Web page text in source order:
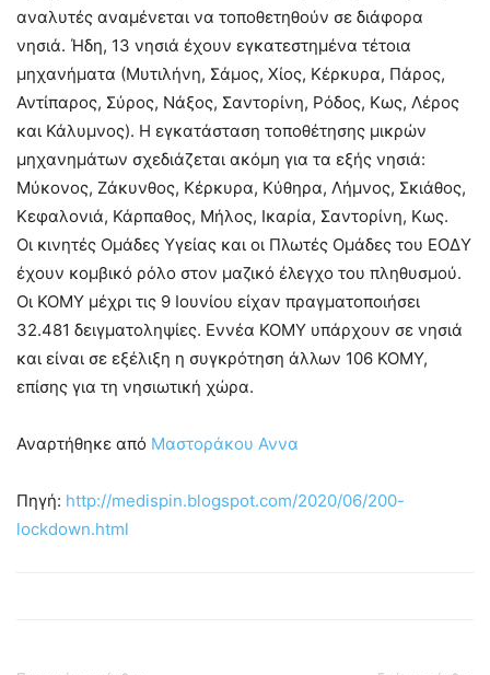
αναλυτές αναμένεται να τοποθετηθούν σε διάφορα
νησιά. Ήδη, 13 νησιά έχουν εγκατεστημένα τέτοια
μηχανήματα (Μυτιλήνη, Σάμος, Χίος, Κέρκυρα, Πάρος,
Αντίπαρος, Σύρος, Νάξος, Σαντορίνη, Ρόδος, Κως, Λέρος
και Κάλυμνος). Η εγκατάσταση τοποθέτησης μικρών
μηχανημάτων σχεδιάζεται ακόμη για τα εξής νησιά:
Μύκονος, Ζάκυνθος, Κέρκυρα, Κύθηρα, Λήμνος, Σκιάθος,
Κεφαλονιά, Κάρπαθος, Μήλος, Ικαρία, Σαντορίνη, Κως.
Οι κινητές Ομάδες Υγείας και οι Πλωτές Ομάδες του ΕΟΔΥ
έχουν κομβικό ρόλο στον μαζικό έλεγχο του πληθυσμού.
Οι ΚΟΜΥ μέχρι τις 9 Ιουνίου είχαν πραγματοποιήσει
32.481 δειγματοληψίες. Εννέα ΚΟΜΥ υπάρχουν σε νησιά
και είναι σε εξέλιξη η συγκρότηση άλλων 106 ΚΟΜΥ,
επίσης για τη νησιωτική χώρα.
Αναρτήθηκε από Μαστοράκου Αννα
Πηγή: http://medispin.blogspot.com/2020/06/200-
lockdown.html